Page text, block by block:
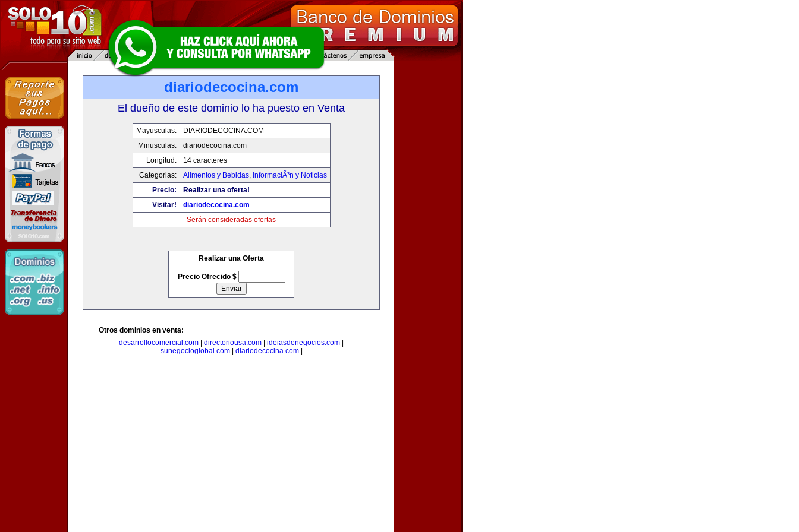
diariodecocina.com
El dueño de este dominio lo ha puesto en Venta
Mayusculas:
DIARIODECOCINA.COM
Minusculas:
diariodecocina.com
Longitud:
14 caracteres
Categorias:
Alimentos y Bebidas, InformaciÃ³n y Noticias
Precio:
Realizar una oferta!
Visitar!
diariodecocina.com
Serán consideradas ofertas
Realizar una Oferta
Precio Ofrecido $
Otros dominios en venta:
desarrollocomercial.com
directoriousa.com ideiasdenegocios.com
sunegocioglobal.com| diariodecocina.com|